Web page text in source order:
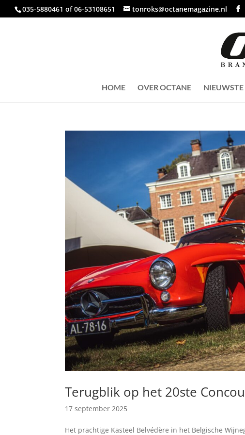
035-5880461 of 06-53108651 tonroks@octanemagazine.nl
HOME OVER OCTANE
Terugblik op het 20ste
17 september 2025
Het prachtige Kasteel Belvédère in het Belgische